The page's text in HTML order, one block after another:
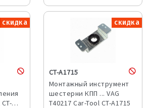
скидка
CT-…
скидка
CT-A1715
Монтажный инструмент
шестерни КПП ... VAG
T40217 Car-Tool CT-A1715